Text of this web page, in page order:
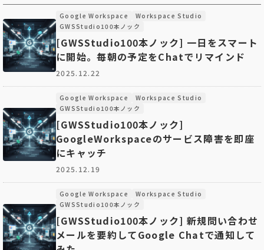
Google Workspace
Workspace Studio
GWSStudio100本ノック
[GWSStudio100本ノック] 一日をスマート
に開始。毎朝の予定をChatでリマインド
2025.12.22
Google Workspace
Workspace Studio
GWSStudio100本ノック
[GWSStudio100本ノック]
GoogleWorkspaceのサービス障害を即座
にキャッチ
2025.12.19
Google Workspace
Workspace Studio
GWSStudio100本ノック
[GWSStudio100本ノック] 新規問い合わせ
メールを要約してGoogle Chatで通知して